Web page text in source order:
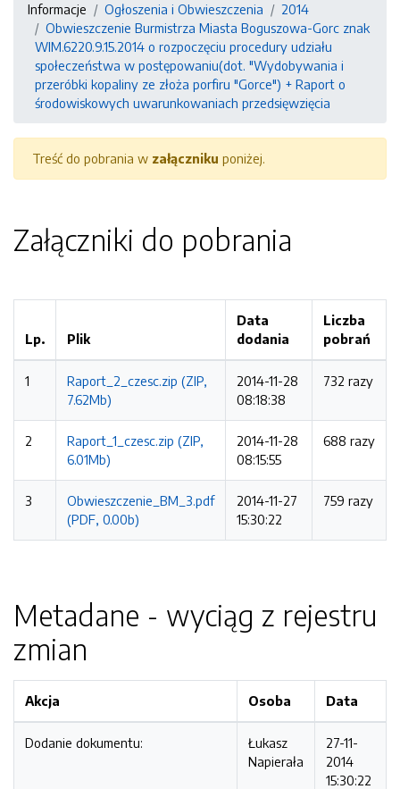
Informacje Ogłoszenia i Obwieszczenia
2014
Obwieszczenie Burmistrza Miasta Boguszowa-Gorc znak
WIM.6220.9.15.2014 o rozpoczęciu procedury udziału
społeczeństwa w postępowaniu(dot. "Wydobywania i
przeróbki kopaliny ze złoża porfiru "Gorce") + Raport o
środowiskowych uwarunkowaniach przedsięwzięcia
Treść do pobrania w załączniku poniżej.
Załączniki do pobrania
Lp. Plik
Data
dodania
Liczba
pobrań
1
Raport_2_czesc.zip (ZIP,
7.62Mb)
2014-11-28
08:18:38
732 razy
2
Raport_1_czesc.zip (ZIP,
6.01Mb)
2014-11-28
08:15:55
688 razy
3
Obwieszczenie_BM_3.pdf
(PDF, 0.00b)
2014-11-27
15:30:22
759 razy
Metadane - wyciąg z rejestru
zmian
Akcja Osoba Data
Dodanie dokumentu:
Łukasz
Napierała
27-11-
2014
15:30:22